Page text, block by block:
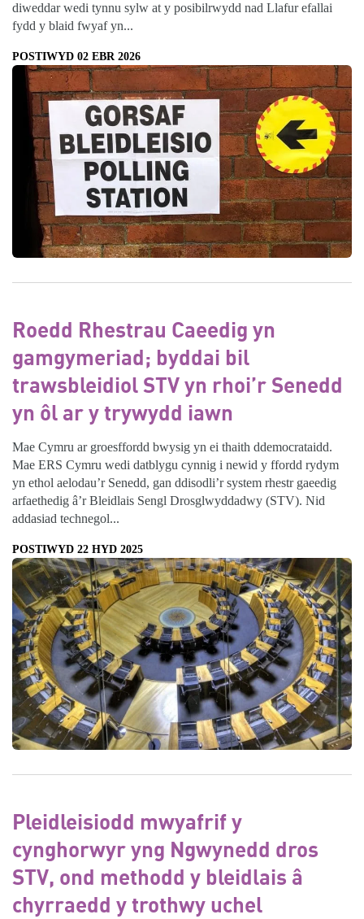
diweddar wedi tynnu sylw at y posibilrwydd nad Llafur efallai
fydd y blaid fwyaf yn...
POSTIWYD 02 EBR 2026
Roedd Rhestrau Caeedig yn
gamgymeriad; byddai bil
trawsbleidiol STV yn rhoi’r Senedd
yn ôl ar y trywydd iawn
Mae Cymru ar groesffordd bwysig yn ei thaith ddemocrataidd.
Mae ERS Cymru wedi datblygu cynnig i newid y ffordd rydym
yn ethol aelodau’r Senedd, gan ddisodli’r system rhestr gaeedig
arfaethedig â’r Bleidlais Sengl Drosglwyddadwy (STV). Nid
addasiad technegol...
POSTIWYD 22 HYD 2025
Pleidleisiodd mwyafrif y
cynghorwyr yng Ngwynedd dros
STV, ond methodd y bleidlais â
chyrraedd y trothwy uchel